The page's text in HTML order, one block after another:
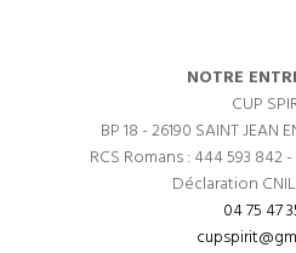
NOTRE
CUP
BP 18 - 26190 SAINT JEAN
RCS Romans : 444 593 842
Déclaration CNIL
04 75 47